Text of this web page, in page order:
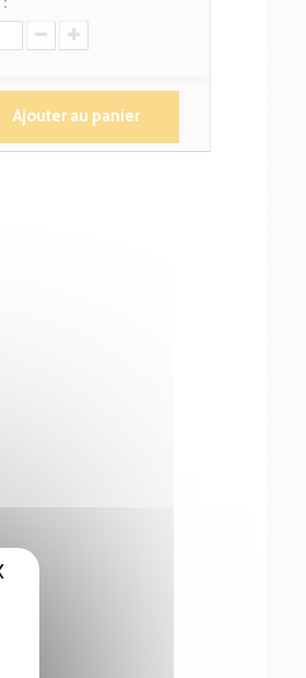
Masquer le bandeau des cookies
Ajouter au panier